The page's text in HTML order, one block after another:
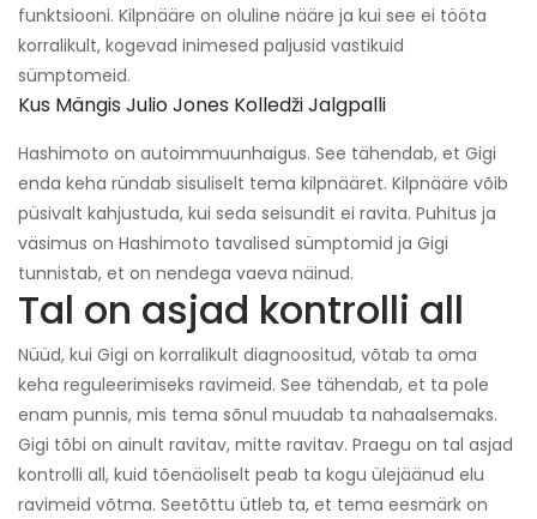
funktsiooni. Kilpnääre on oluline nääre ja kui see ei tööta
korralikult, kogevad inimesed paljusid vastikuid
sümptomeid.
Kus Mängis Julio Jones Kolledži Jalgpalli
Hashimoto on autoimmuunhaigus. See tähendab, et Gigi
enda keha ründab sisuliselt tema kilpnääret. Kilpnääre võib
püsivalt kahjustuda, kui seda seisundit ei ravita. Puhitus ja
väsimus on Hashimoto tavalised sümptomid ja Gigi
tunnistab, et on nendega vaeva näinud.
Tal on asjad kontrolli all
Nüüd, kui Gigi on korralikult diagnoositud, võtab ta oma
keha reguleerimiseks ravimeid. See tähendab, et ta pole
enam punnis, mis tema sõnul muudab ta nahaalsemaks.
Gigi tõbi on ainult ravitav, mitte ravitav. Praegu on tal asjad
kontrolli all, kuid tõenäoliselt peab ta kogu ülejäänud elu
ravimeid võtma. Seetõttu ütleb ta, et tema eesmärk on